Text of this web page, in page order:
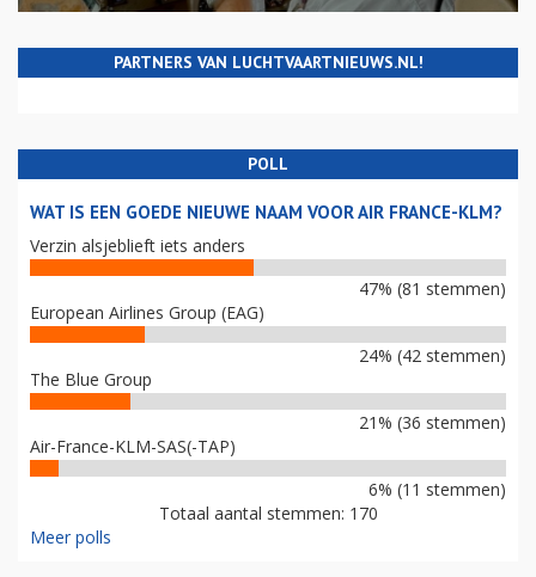
PARTNERS VAN LUCHTVAARTNIEUWS.NL!
POLL
WAT IS EEN GOEDE NIEUWE NAAM VOOR AIR FRANCE-KLM?
Verzin alsjeblieft iets anders
47% (81 stemmen)
European Airlines Group (EAG)
24% (42 stemmen)
The Blue Group
21% (36 stemmen)
Air-France-KLM-SAS(-TAP)
6% (11 stemmen)
Totaal aantal stemmen: 170
Meer polls